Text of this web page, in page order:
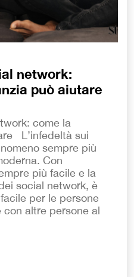
network:
può aiutare
come la
L’infedeltà sui
sempre più
Con
più facile e la
social network, è
per le persone
altre persone al